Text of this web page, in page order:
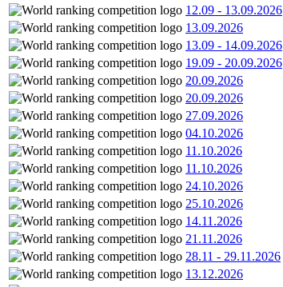
12.09 - 13.09.2026
13.09.2026
13.09 - 14.09.2026
19.09 - 20.09.2026
20.09.2026
20.09.2026
27.09.2026
04.10.2026
11.10.2026
11.10.2026
24.10.2026
25.10.2026
14.11.2026
21.11.2026
28.11 - 29.11.2026
13.12.2026